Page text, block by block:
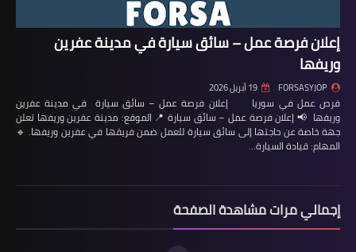
إعلان فرصة عمل – سائق سيارة في مدينة عفرين
وريفها
FORSASYJOP 19 أبريل 2026
فرص عمل في سوريا إعلان فرصة عمل – سائق سيارة في مدينة عفرين
وريفها 📢 إعلان فرصة عمل – سائق سيارة 📍 الموقع: مدينة عفرين وريفها تعلن
جهة خاصة عن حاجتها إلى سائق سيارة للعمل ضمن فريقها في عفرين وريفها. 🔹
المهام: قيادة السيارة…
إجمالي مرات مشاهدة الصفحة